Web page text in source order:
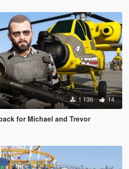
1 136 14
for Michael and Trevor